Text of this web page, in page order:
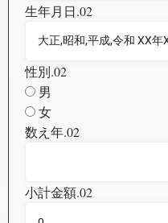
生年月日.02
性別.02
男
女
数え年.02
小計金額.02